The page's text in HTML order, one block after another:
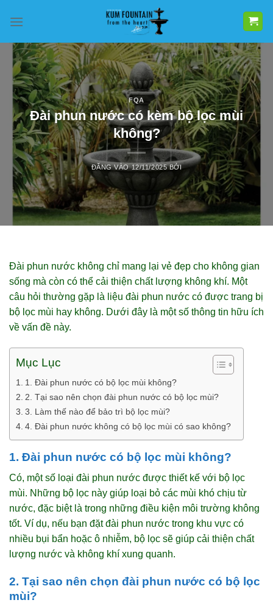
qua
dung
FQA
Đài phun nước có kèm bộ lọc mùi
không?
ĐĂNG VÀO12/11/2025 BỞI
Đài phun nước không chỉ mang lại vẻ đẹp cho không gian
sống mà còn có thể cải thiện chất lượng không khí. Một
câu hỏi thường gặp là liệu đài phun nước có được trang bị
bộ lọc mùi hay không. Dưới đây là một số thông tin hữu ích
về vấn đề này.
Mục Lục
1. Đài phun nước có bộ lọc mùi không?
2. Tại sao nên chọn đài phun nước có bộ lọc mùi?
3. Làm thế nào để bảo trì bộ lọc mùi?
4. Đài phun nước không có bộ lọc mùi có sao không?
1. Đài phun nước có bộ lọc mùi không?
Có, một số loại đài phun nước được thiết kế với bộ lọc
mùi. Những bộ lọc này giúp loại bỏ các mùi khó chịu từ
nước, đặc biệt là trong những điều kiện môi trường không
tốt. Ví dụ, nếu bạn đặt đài phun nước trong khu vực có
nhiều bụi bẩn hoặc ô nhiễm, bộ lọc sẽ giúp cải thiện chất
lượng nước và không khí xung quanh.
2. Tại sao nên chọn đài phun nước có bộ lọc
mùi?